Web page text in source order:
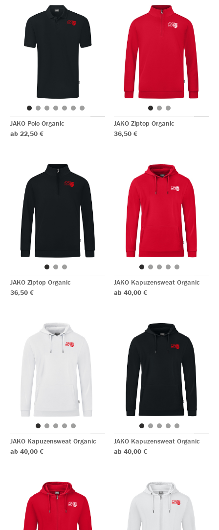
JAKO Polo Organic
ab 22,50 €
JAKO Ziptop Organic
36,50 €
JAKO Ziptop Organic
36,50 €
JAKO Kapuzensweat Organic
ab 40,00 €
JAKO Kapuzensweat Organic
ab 40,00 €
JAKO Kapuzensweat Organic
ab 40,00 €